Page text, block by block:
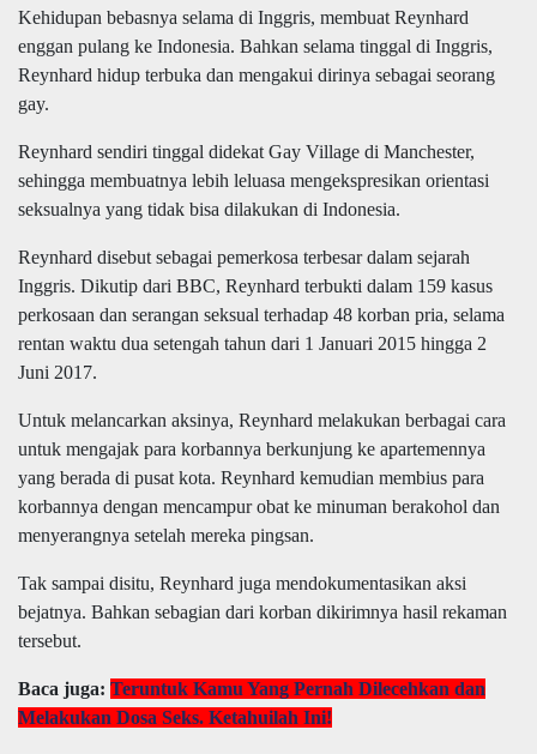
Kehidupan bebasnya selama di Inggris, membuat Reynhard
enggan pulang ke Indonesia. Bahkan selama tinggal di Inggris,
Reynhard hidup terbuka dan mengakui dirinya sebagai seorang
gay.
Reynhard sendiri tinggal didekat Gay Village di Manchester,
sehingga membuatnya lebih leluasa mengekspresikan orientasi
seksualnya yang tidak bisa dilakukan di Indonesia.
Reynhard disebut sebagai pemerkosa terbesar dalam sejarah
Inggris. Dikutip dari BBC, Reynhard terbukti dalam 159 kasus
perkosaan dan serangan seksual terhadap 48 korban pria, selama
rentan waktu dua setengah tahun dari 1 Januari 2015 hingga 2
Juni 2017.
Untuk melancarkan aksinya, Reynhard melakukan berbagai cara
untuk mengajak para korbannya berkunjung ke apartemennya
yang berada di pusat kota. Reynhard kemudian membius para
korbannya dengan mencampur obat ke minuman berakohol dan
menyerangnya setelah mereka pingsan.
Tak sampai disitu, Reynhard juga mendokumentasikan aksi
bejatnya. Bahkan sebagian dari korban dikirimnya hasil rekaman
tersebut.
Baca juga: Teruntuk Kamu Yang Pernah Dilecehkan dan
Melakukan Dosa Seks. Ketahuilah Ini!